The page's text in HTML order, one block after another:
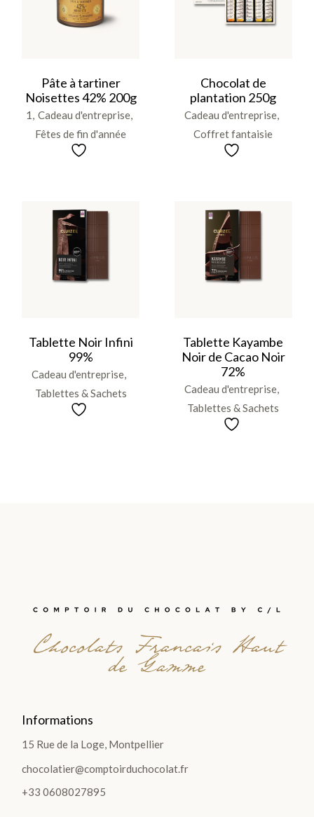
Pâte à tartiner
Noisettes 42% 200g
1 Cadeau d'entreprise
Fêtes de fin d'année
Chocolat de
plantation 250g
Cadeau d'entreprise
Coffret fantaisie
Tablette Noir Infini
99%
Cadeau d'entreprise
Tablettes & Sachets
Tablette Kayambe
Noir de Cacao Noir
72%
Cadeau d'entreprise
Tablettes & Sachets
Chocolats Francais Haut
de Gamme
Informations
15 Rue de la Loge, Montpellier
chocolatier@comptoirduchocolat.fr
+33 0608027895